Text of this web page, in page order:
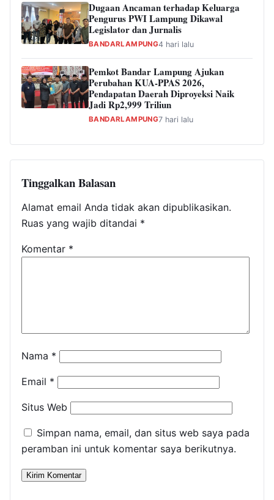
Dugaan Ancaman terhadap Keluarga
Pengurus PWI Lampung Dikawal
Legislator dan Jurnalis
BANDARLAMPUNG4 hari lalu
Pemkot Bandar Lampung Ajukan
Perubahan KUA-PPAS 2026,
Pendapatan Daerah Diproyeksi Naik
Jadi Rp2,999 Triliun
BANDARLAMPUNG7 hari lalu
Tinggalkan Balasan
Alamat email Anda tidak akan dipublikasikan.
Ruas yang wajib ditandai *
Komentar *
Nama *
Email *
Situs Web
Simpan nama, email, dan situs web saya pada
peramban ini untuk komentar saya berikutnya.